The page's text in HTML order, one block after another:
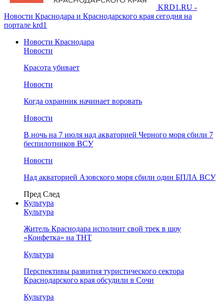
KRD1.RU -
Новости Краснодара и Краснодарского края сегодня на
портале krd1
Новости Краснодара
Новости
Красота убивает
Новости
Когда охранник начинает воровать
Новости
В ночь на 7 июля над акваторией Черного моря сбили 7
беспилотников ВСУ
Новости
Над акваторией Азовского моря сбили один БПЛА ВСУ
Пред След
Культура
Культура
Житель Краснодара исполнит свой трек в шоу
«Конфетка» на ТНТ
Культура
Перспективы развития туристического сектора
Краснодарского края обсудили в Сочи
Культура